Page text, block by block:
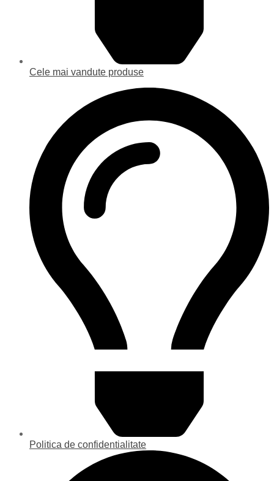
Cele mai vandute produse
Politica de confidentialitate